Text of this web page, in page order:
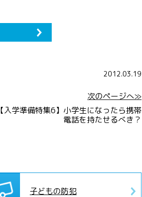
2012.03.19
次のページへ≫
【入学準備特集6】小学生になったら携帯
電話を持たせるべき？
子どもの防犯